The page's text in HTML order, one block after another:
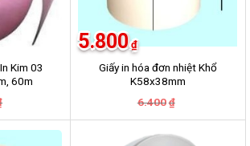
Kim 03
60m
là:
23.000₫.
tại
là:
22.000₫.
Giấy in hóa đơn nhiệt Khổ
K58x38mm
6.400 ₫
là:
5.800 ₫
tại
5.800₫.